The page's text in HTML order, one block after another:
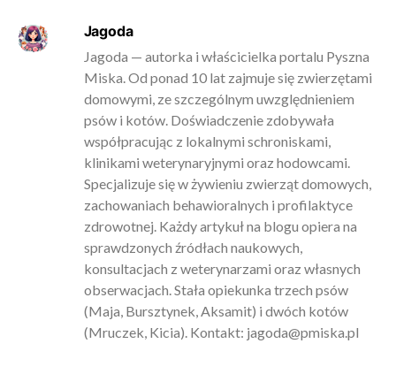
Jagoda
Jagoda — autorka i właścicielka portalu Pyszna
Miska. Od ponad 10 lat zajmuje się zwierzętami
domowymi, ze szczególnym uwzględnieniem
psów i kotów. Doświadczenie zdobywała
współpracując z lokalnymi schroniskami,
klinikami weterynaryjnymi oraz hodowcami.
Specjalizuje się w żywieniu zwierząt domowych,
zachowaniach behawioralnych i profilaktyce
zdrowotnej. Każdy artykuł na blogu opiera na
sprawdzonych źródłach naukowych,
konsultacjach z weterynarzami oraz własnych
obserwacjach. Stała opiekunka trzech psów
(Maja, Bursztynek, Aksamit) i dwóch kotów
(Mruczek, Kicia). Kontakt: jagoda@pmiska.pl